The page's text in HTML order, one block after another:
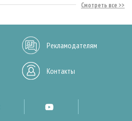
Смотреть все
Рекламодателям
Контакты